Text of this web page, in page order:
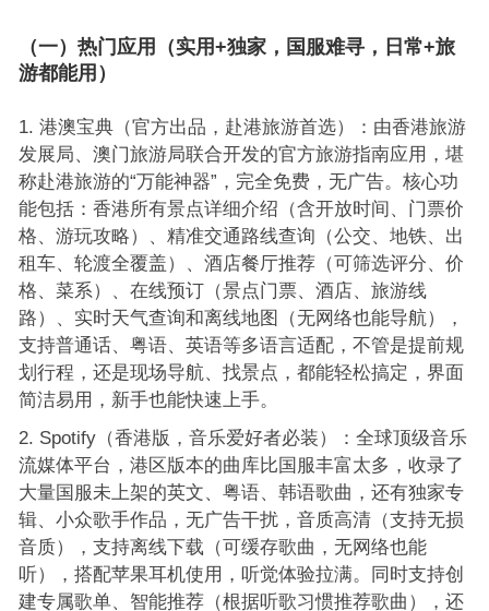
（一）热门应用（实用+独家，国服难寻，日常+旅
游都能用）
港澳宝典（官方出品，赴港旅游首选）：由香港旅游
发展局、澳门旅游局联合开发的官方旅游指南应用，堪
称赴港旅游的“万能神器”，完全免费，无广告。核心功
能包括：香港所有景点详细介绍（含开放时间、门票价
格、游玩攻略）、精准交通路线查询（公交、地铁、出
租车、轮渡全覆盖）、酒店餐厅推荐（可筛选评分、价
格、菜系）、在线预订（景点门票、酒店、旅游线
路）、实时天气查询和离线地图（无网络也能导航），
支持普通话、粤语、英语等多语言适配，不管是提前规
划行程，还是现场导航、找景点，都能轻松搞定，界面
简洁易用，新手也能快速上手。
Spotify（香港版，音乐爱好者必装）：全球顶级音乐
流媒体平台，港区版本的曲库比国服丰富太多，收录了
大量国服未上架的英文、粤语、韩语歌曲，还有独家专
辑、小众歌手作品，无广告干扰，音质高清（支持无损
音质），支持离线下载（可缓存歌曲，无网络也能
听），搭配苹果耳机使用，听觉体验拉满。同时支持创
建专属歌单、智能推荐（根据听歌习惯推荐歌曲），还